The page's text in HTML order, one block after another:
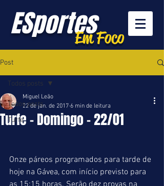
ESportesEm Foco
Post
Todos posts
Turfe
Todos posts
Turfe - Domingo - 22/01
Miguel Leão
22 de jan. de 2017 6 min de leitura
Onze páreos programados para tarde de
hoje na Gávea, com início previsto para